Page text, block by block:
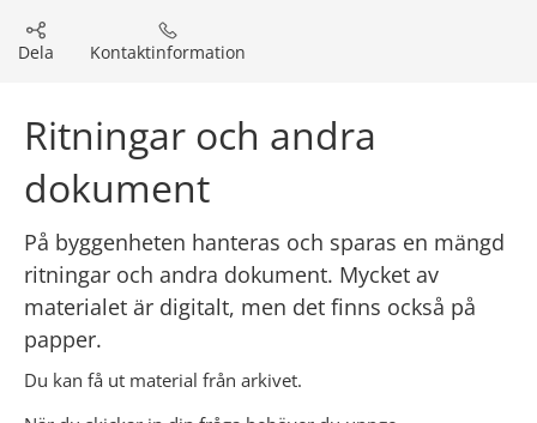
Dela Kontaktinformation
Ritningar och andra
dokument
På byggenheten hanteras och sparas en mängd
ritningar och andra dokument. Mycket av
materialet är digitalt, men det finns också på
papper.
Du kan få ut material från arkivet.